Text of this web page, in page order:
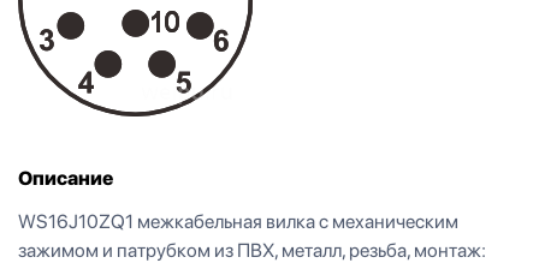
Описание
WS16J10ZQ1 межкабельная вилка с механическим
зажимом и патрубком из ПВХ, металл, резьба, монтаж: